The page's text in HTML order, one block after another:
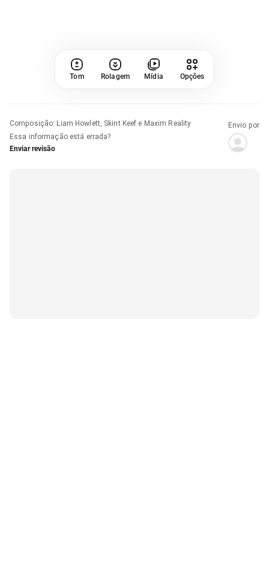
Tom Rolagem Mídia Opções
Composição: Liam Howlett, Skint Keef e Maxim Reality
Essa informação está errada?
Enviar revisão
Envio por